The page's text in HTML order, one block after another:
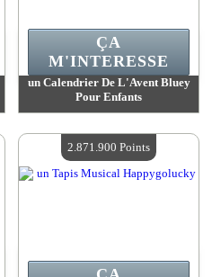
un Calendrier De L'Avent Bluey
Pour Enfants
Quantité Disponible :4
ÇA
M'INTERESSE
2.871.900 Points